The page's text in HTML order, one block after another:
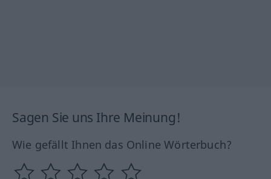
Sagen Sie uns Ihre Meinung!
Wie gefällt Ihnen das Online Wörterbuch?